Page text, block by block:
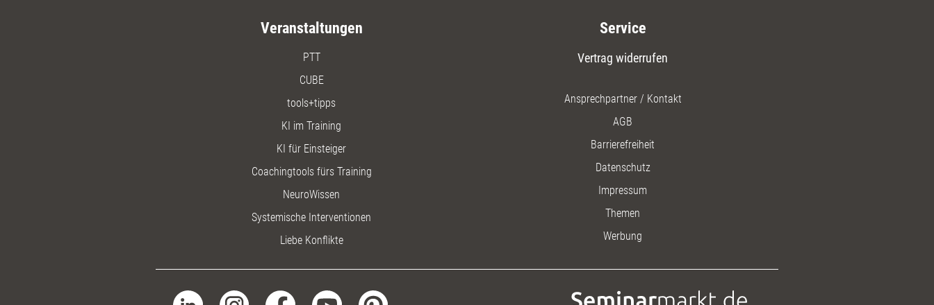
Veranstaltungen
PTT
CUBE
tools+tipps
KI im Training
KI für Einsteiger
Coachingtools fürs Training
NeuroWissen
Systemische Interventionen
Liebe Konflikte
Service
Vertrag widerrufen
Ansprechpartner / Kontakt
AGB
Barrierefreiheit
Datenschutz
Impressum
Themen
Werbung